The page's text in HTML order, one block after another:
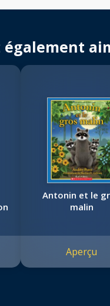
également
Antonin et le
malin
Aperçu